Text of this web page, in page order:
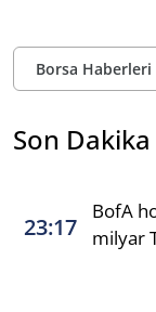
Borsa Haberleri
Son
23:17
BofA
milyar